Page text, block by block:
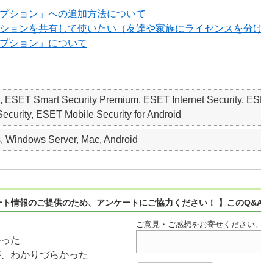
ション」への追加方法について
ョンを共有して使いたい（友達や家族にライセンスを分け
ション」について
ESET Smart Security Premium, ESET Internet Security,
ESET Mobile Security for Android
Windows Server, Mac, Android
ト情報のご提供のため、アンケートにご協力ください！ 】この
た
わかりづらかった
ご意見・ご感想をお寄せください。